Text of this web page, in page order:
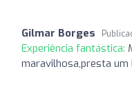
Gilmar Borges
Experiência fantástica:
maravilhosa,presta um